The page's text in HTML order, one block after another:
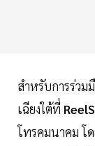
สำหรับการร่วม
เฉียงใต้ที่
โทรคมนาคม โ